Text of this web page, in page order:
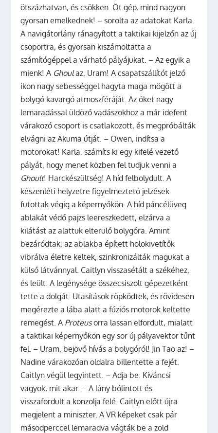
ötszázhatvan, és csökken. Öt gép, mind nagyon
gyorsan emelkednek! – sorolta az adatokat Karla.
A navigátorlány ránagyított a taktikai kijelzőn az új
csoportra, és gyorsan kiszámoltatta a
számítógéppel a várható pályájukat. – Az egyik a
mienk! A Ghoulaz, Uram! A csapatszállítót jelző
ikon nagy sebességgel hagyta maga mögött a
bolygó kavargó atmoszféráját. Az őket nagy
lemaradással üldöző vadászokhoz a már idefent
várakozó csoport is csatlakozott, és megpróbálták
elvágni az Akuma útját. – Owen, indítsa a
motorokat! Karla, számíts ki egy kifelé vezető
pályát, hogy menet közben fel tudjuk venni a
Ghoult! Harckészültség! A híd felbolydult. A
készenléti helyzetre figyelmeztető jelzések
futottak végig a képernyőkön. A híd páncélüveg
ablakát védő pajzs leereszkedett, elzárva a
kilátást az alattuk elterülő bolygóra. Amint
bezáródtak, az ablakba épített holokivetítők
vibrálva életre keltek, szinkronizálták magukat a
külső látvánnyal. Caitlyn visszasétált a székéhez,
és leült. A legénysége összecsiszolt gépezetként
tette a dolgát. Utasítások röpködtek, és rövidesen
megérezte a lába alatt a fúziós motorok keltette
remegést. A Proteusorra lassan elfordult, mialatt
a taktikai képernyőkön egy sor új pályavektor tűnt
fel. – Uram, bejövő hívás a bolygóról! Jin Tao az! –
Nadine várakozóan oldalra billentette a fejét.
Caitlyn végül legyintett. – Adja be. Kíváncsi
vagyok, mit akar. – A lány bólintott és
visszafordult a konzolja felé. Caitlyn előtt újra
megjelent a miniszter. A VR képeket csak pár
másodperccel lemaradva vágták be a zöld